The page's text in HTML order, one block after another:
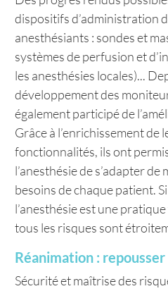
dispositifs d’administration
anesthésiants : sondes et
systèmes de perfusion et
les anesthésies locales)...
développement des
également participé de
Grâce à l’enrichissement de
fonctionnalités, ils ont
l’anesthésie de s’adapter de
besoins de chaque patient.
l’anesthésie est une
tous les risques sont
Réanimation :
Sécurité et maîtrise des